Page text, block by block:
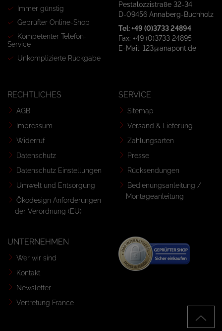
Immer günstig
Geprüfter Online-Shop
Kompetenter Telefon-
Service
Unkomplizierte Rückgabe
Pestalozzistraße 32-34
D-09456 Annaberg-Buchholz
Tel: +49 (0)3733 24894
Fax: +49 (0)3733 24895
E-Mail: 123@anapont.de
RECHTLICHES
AGB
Impressum
Widerruf
Datenschutz
Datenschutz Einstellungen
Umwelt und Entsorgung
Ökodesign Anforderungen
der Verordnung (EU)
SERVICE
Sitemap
Versand & Lieferung
Zahlungsarten
Presse
Rücksendungen
Bedienungsanleitung /
Montageanleitung
UNTERNEHMEN
Wer wir sind
Kontakt
Newsletter
Vertretung France